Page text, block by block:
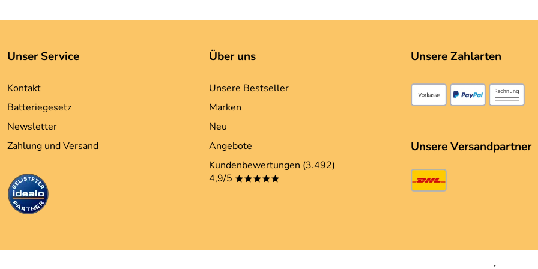
Unser Service
Kontakt
Batteriegesetz
Newsletter
Zahlung und Versand
Über uns
Unsere Bestseller
Marken
Neu
Angebote
Kundenbewertungen (3.492)
4,9/5 *****
Unsere Zahlarten
Unsere Versandpartner